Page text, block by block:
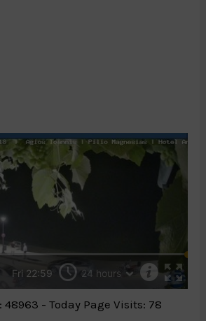
48963 - Today Page Visits: 78